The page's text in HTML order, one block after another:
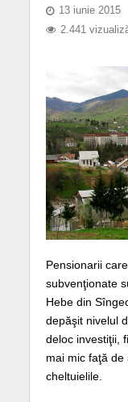
13 iunie 2015
2.441
Pensionarii
subvenţionate
Hebe din
depăşit nivelul
deloc investiţii,
mai mic faţă
cheltuielile.